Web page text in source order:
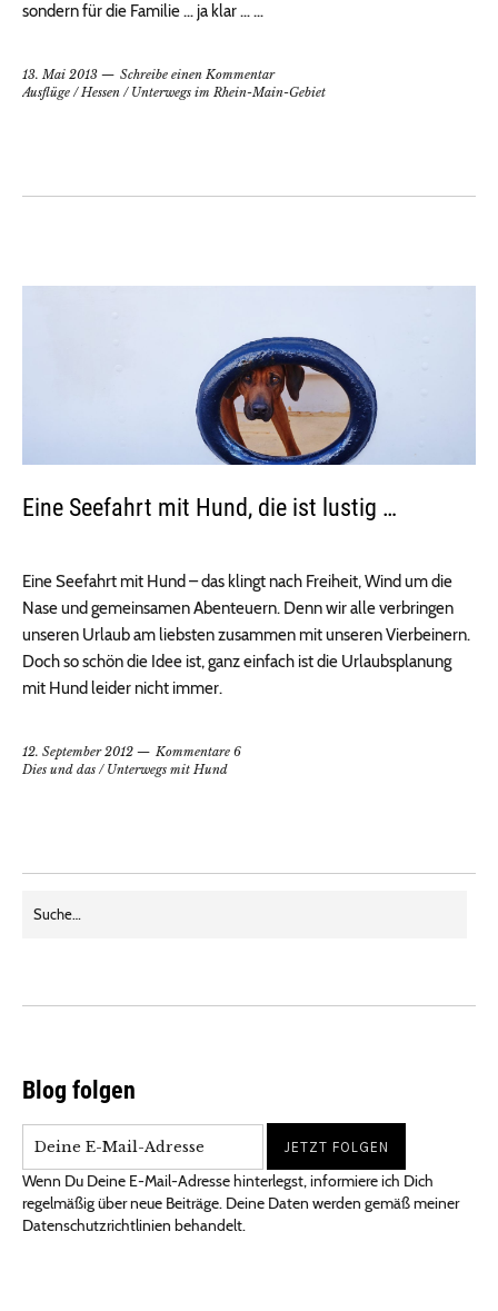
sondern für die Familie … ja klar … …
13. Mai 2013
Schreibe einen Kommentar
Ausflüge /Hessen / Unterwegs im Rhein-Main-Gebiet
Eine Seefahrt mit Hund, die ist lustig …
Eine Seefahrt mit Hund – das klingt nach Freiheit, Wind um die
Nase und gemeinsamen Abenteuern. Denn wir alle verbringen
unseren Urlaub am liebsten zusammen mit unseren Vierbeinern.
Doch so schön die Idee ist, ganz einfach ist die Urlaubsplanung
mit Hund leider nicht immer.
12. September 2012
Kommentare 6
Dies und das / Unterwegs mit Hund
Blog folgen
Wenn Du Deine E-Mail-Adresse hinterlegst, informiere ich Dich
regelmäßig über neue Beiträge. Deine Daten werden gemäß meiner
Datenschutzrichtlinien behandelt.